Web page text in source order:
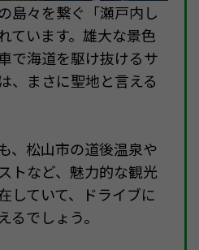
島々を繋ぐ「瀬戸内し
ています。雄大な景色
で海道を駆け抜けるサ
、まさに聖地と言える
、松山市の道後温泉や
トなど、魅力的な観光
していて、ドライブに
るでしょう。